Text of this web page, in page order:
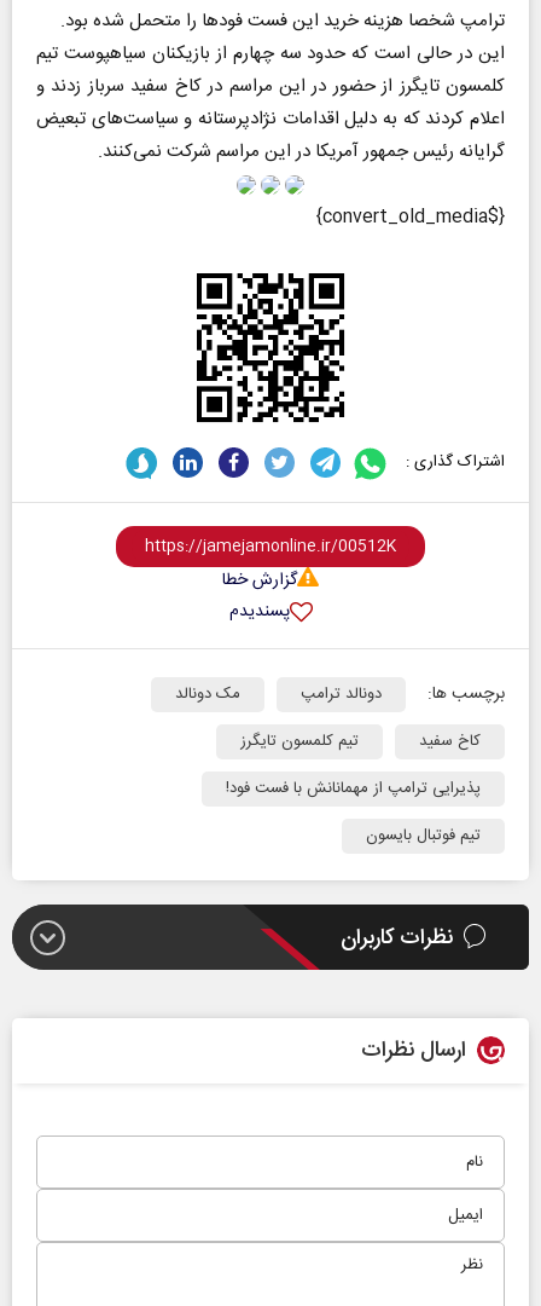
ترامپ شخصا هزینه خرید این فست فود‌ها را متحمل شده بود.
این در حالی است که حدود سه چهارم از بازیکنان سیاهپوست تیم
کلمسون تایگرز از حضور در این مراسم در کاخ سفید سرباز زدند و
اعلام کردند که به دلیل اقدامات نژادپرستانه و سیاست‌های تبعیض
گرایانه رئیس جمهور آمریکا در این مراسم شرکت نمی‌کنند.
{$convert_old_media}
اشتراک گذاری :
گزارش خطا
پسندیدم
برچسب ها: دونالد ترامپ
مک دونالد
کاخ سفید
تیم کلمسون تایگرز
پذیرایی ترامپ از مهمانانش با فست فود!
تیم فوتبال بایسون
نظرات کاربران
ارسال نظرات